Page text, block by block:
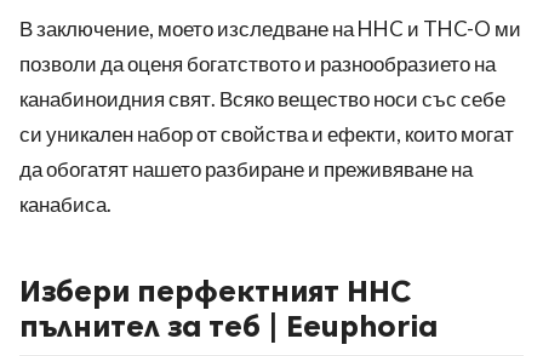
В заключение, моето изследване на HHC и THC-O ми
позволи да оценя богатството и разнообразието на
канабиноидния свят. Всяко вещество носи със себе
си уникален набор от свойства и ефекти, които могат
да обогатят нашето разбиране и преживяване на
канабиса.
Избери перфектният HHC
пълнител за теб | Eeuphoria